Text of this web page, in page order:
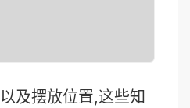
及摆放位置,这些知